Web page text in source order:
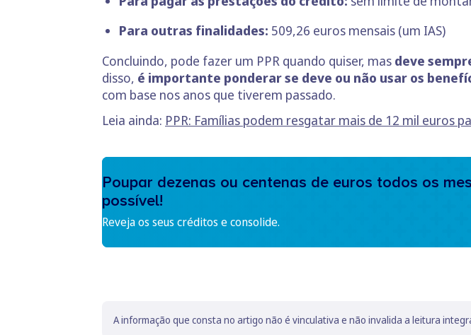
Para outras finalidades: 509,26 euros mensais (um IAS)
Concluindo, pode fazer um PPR quando quiser, mas deve
disso, é importante ponderar se deve ou não usar os
com base nos anos que tiverem passado.
Leia ainda: PPR: Famílias podem resgatar mais de 12 mil euros
Poupar dezenas ou centenas de euros todos os
possível!
Reveja os seus créditos e consolide.
A informação que consta no artigo não é vinculativa e não invalida a leitura